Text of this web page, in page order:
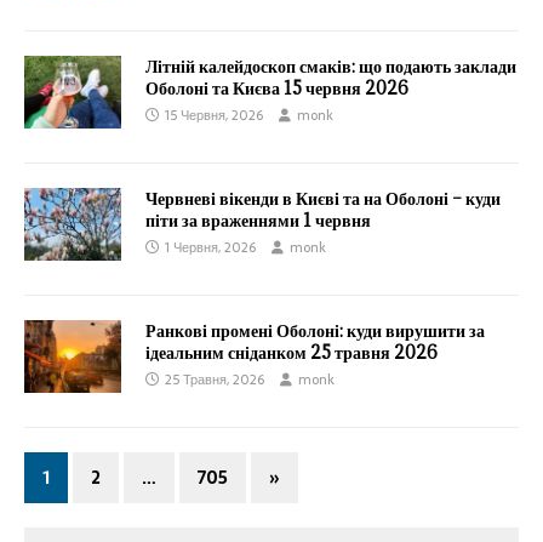
Літній калейдоскоп смаків: що подають заклади
Оболоні та Києва 15 червня 2026
15 Червня, 2026 monk
Червневі вікенди в Києві та на Оболоні – куди
піти за враженнями 1 червня
1 Червня, 2026 monk
Ранкові промені Оболоні: куди вирушити за
ідеальним сніданком 25 травня 2026
25 Травня, 2026 monk
1 2 … 705 »